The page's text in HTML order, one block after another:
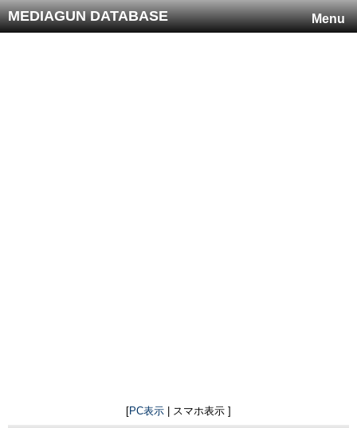
Menu
MEDIAGUN DATABASE
[PC表示 | スマホ表示 ]